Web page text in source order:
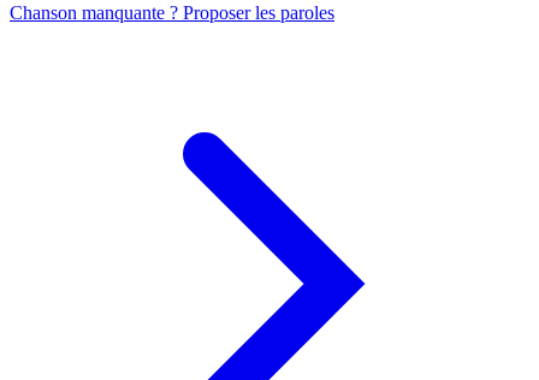
Chanson manquante ? Proposer les paroles